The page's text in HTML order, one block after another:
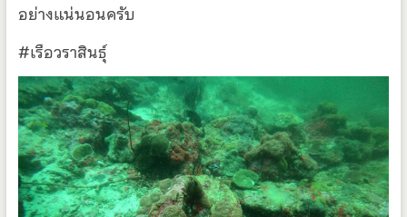
อย่างแน่นอนครับ
#เรือวราสินธุ์